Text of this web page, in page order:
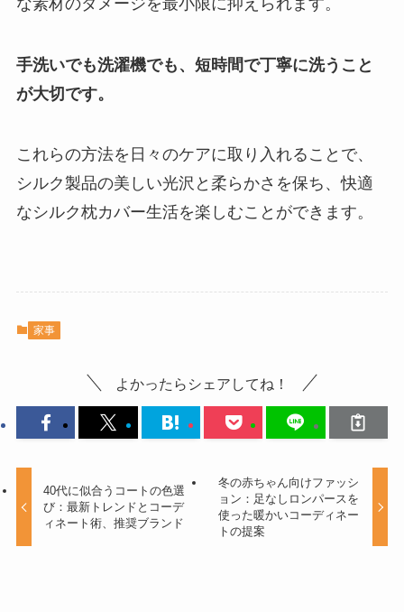
手洗いでも洗濯機でも、短時間で丁寧に洗うこと
が大切です。
これらの方法を日々のケアに取り入れることで、
シルク製品の美しい光沢と柔らかさを保ち、快適
なシルク枕カバー生活を楽しむことができます。
家事
よかったらシェアしてね！
40代に似合うコートの色選
び：最新トレンドとコーデ
ィネート術、推奨ブランド
冬の赤ちゃん向けファッシ
ョン：足なしロンパースを
使った暖かいコーディネー
トの提案